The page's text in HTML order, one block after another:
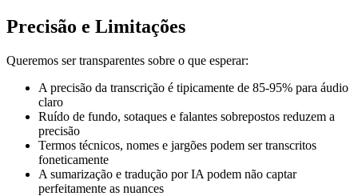
ACCOUNT
Entrar
Precisão e Limitações
Queremos ser transparentes sobre o que esperar:
A precisão da transcrição é tipicamente de 85-95% para áudio
claro
Ruído de fundo, sotaques e falantes sobrepostos reduzem a
precisão
Termos técnicos, nomes e jargões podem ser transcritos
foneticamente
A sumarização e tradução por IA podem não captar
perfeitamente as nuances